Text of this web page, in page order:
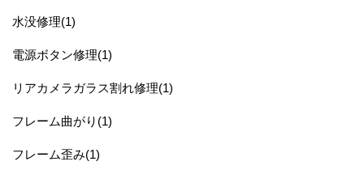
水没修理(1)
電源ボタン修理(1)
リアカメラガラス割れ修理(1)
フレーム曲がり(1)
フレーム歪み(1)